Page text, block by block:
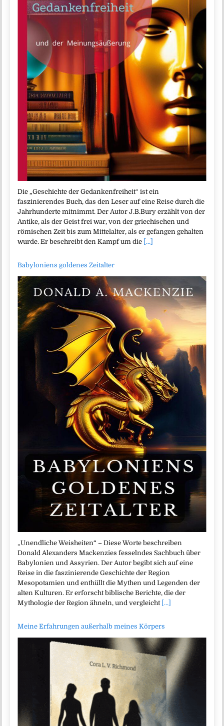
Die „Geschichte der Gedankenfreiheit“ ist ein
faszinierendes Buch, das den Leser auf eine Reise durch die
Jahrhunderte mitnimmt. Der Autor J.B.Bury erzählt von der
Antike, als der Geist frei war, von der griechischen und
römischen Zeit bis zum Mittelalter, als er gefangen gehalten
wurde. Er beschreibt den Kampf um die [...]
Babyloniens goldenes Zeitalter
„Unendliche Weisheiten“ – Diese Worte beschreiben
Donald Alexanders Mackenzies fesselndes Sachbuch über
Babylonien und Assyrien. Der Autor begibt sich auf eine
Reise in die faszinierende Geschichte der Region
Mesopotamien und enthüllt die Mythen und Legenden der
alten Kulturen. Er erforscht biblische Berichte, die der
Mythologie der Region ähneln, und vergleicht [...]
Meine Erfahrungen außerhalb meines Körpers